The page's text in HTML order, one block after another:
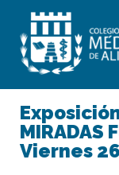
MIRADAS
Viernes